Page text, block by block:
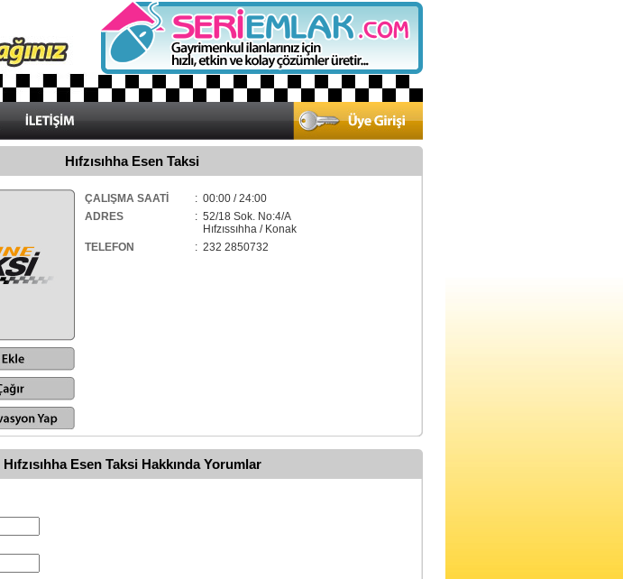
Hıfzısıhha Esen Taksi
ÇALIŞMA SAATİ
: 00:00 / 24:00
ADRES
: 52/18 Sok. No:4/A
Hıfzıssıhha / Konak
TELEFON
: 232 2850732
Hıfzısıhha Esen Taksi Hakkında Yorumlar